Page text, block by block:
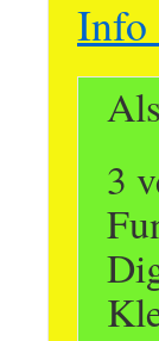
3